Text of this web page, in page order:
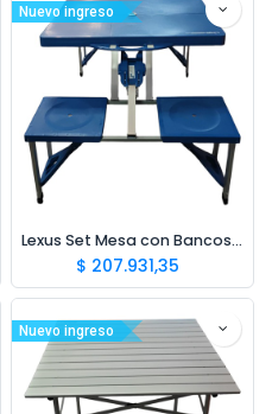
Nuevo ingreso
Lexus Set Mesa con Bancos Plegable 85x64x67cm
$ 207.931,35
Nuevo ingreso
Ivo · Refugio 73
● En línea